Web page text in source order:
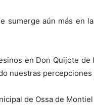
sumerge aún más en
en Don Quijote
nuestras
de Ossa de